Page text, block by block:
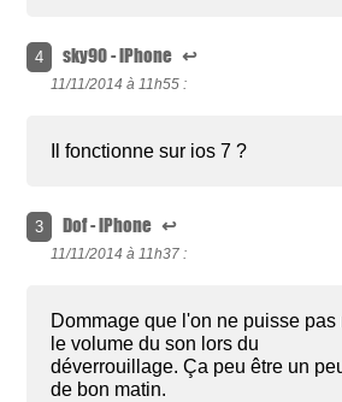
4 sky90 - iPhone ↩
11/11/2014 à 11h55 :
Il fonctionne sur ios 7 ?
3 Dof - iPhone ↩
11/11/2014 à 11h37 :
Dommage que l'on ne puisse pas
le volume du son lors du
déverrouillage. Ça peu être un
de bon matin.